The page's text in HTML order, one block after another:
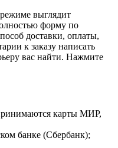
выглядит
форму по
доставки, оплаты,
к заказу написать
вас найти. Нажмите
карты МИР,
банке (Сбербанк);